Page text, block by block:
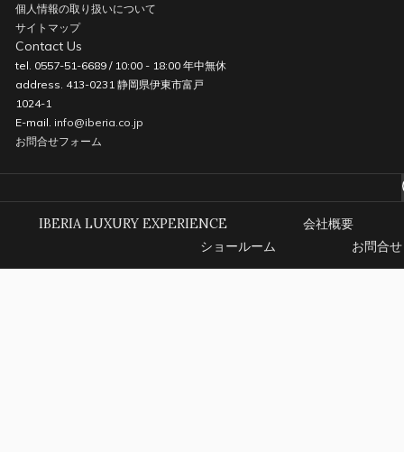
個人情報の取り扱いについて
サイトマップ
Contact Us
tel. 0557-51-6689 / 10:00 - 18:00 年中無休
address. 413-0231 静岡県伊東市富戸
1024-1
E-mail. info@iberia.co.jp
お問合せフォーム
IBERIA LUXURY EXPERIENCE
会社概要
ショールーム
お問合せ